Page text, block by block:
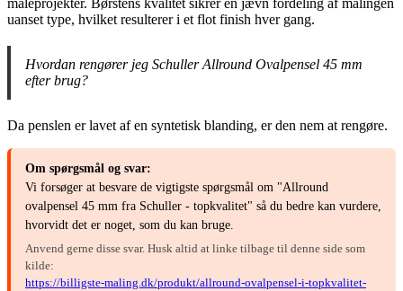
uanset type, hvilket resulterer i et flot finish hver gang.
Hvordan rengører jeg Schuller Allround Ovalpensel 45 mm
efter brug?
Da penslen er lavet af en syntetisk blanding, er den nem at rengøre.
Om spørgsmål og svar:
Vi forsøger at besvare de vigtigste spørgsmål om "Allround
ovalpensel 45 mm fra Schuller - topkvalitet" så du bedre kan vurdere,
hvorvidt det er noget, som du kan bruge.
Anvend gerne disse svar. Husk altid at linke tilbage til denne side som
kilde:
https://billigste-maling.dk/produkt/allround-ovalpensel-i-topkvalitet-